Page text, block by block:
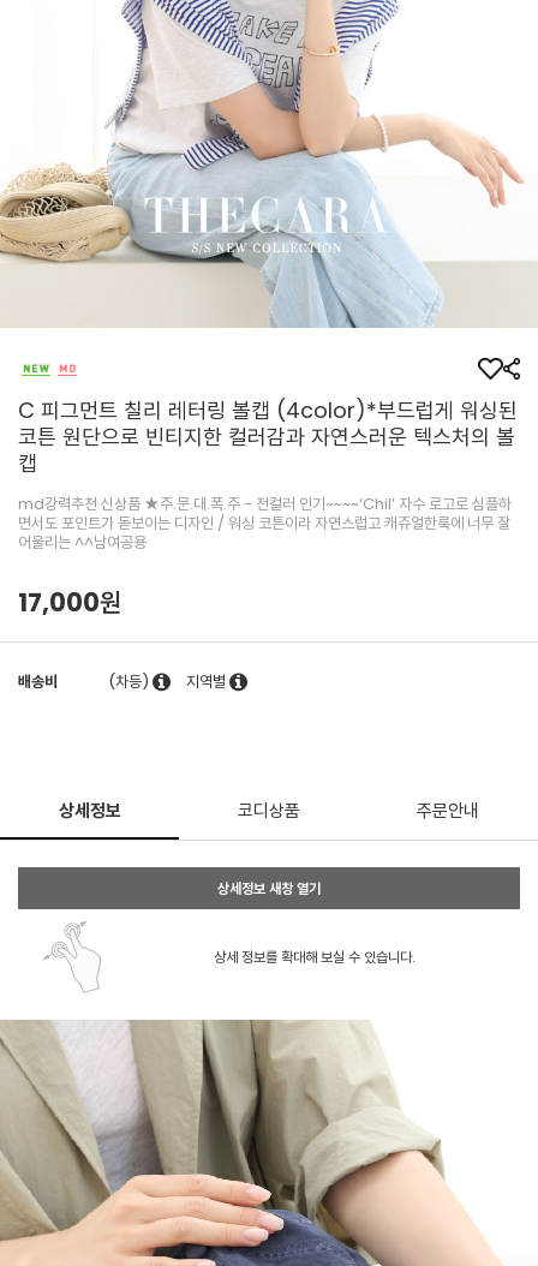
C 피그먼트 칠리 레터링 볼캡 (4color)*부드럽게 워싱된
코튼 원단으로 빈티지한 컬러감과 자연스러운 텍스처의 볼
캡
md강력추천 신상품 ★주.문.대.폭.주 - 전컬러 인기~~~~‘Chil’ 자수 로고로 심플하
면서도 포인트가 돋보이는 디자인 / 워싱 코튼이라 자연스럽고 캐쥬얼한룩에 너무 잘
어울리는 ^^남여공용
17,000원
배송비 (차등) 지역별
상세정보 코디상품 주문안내
상세정보 새창 열기
상세 정보를 확대해 보실 수 있습니다.